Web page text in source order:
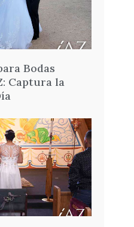
Bodas
Captura la